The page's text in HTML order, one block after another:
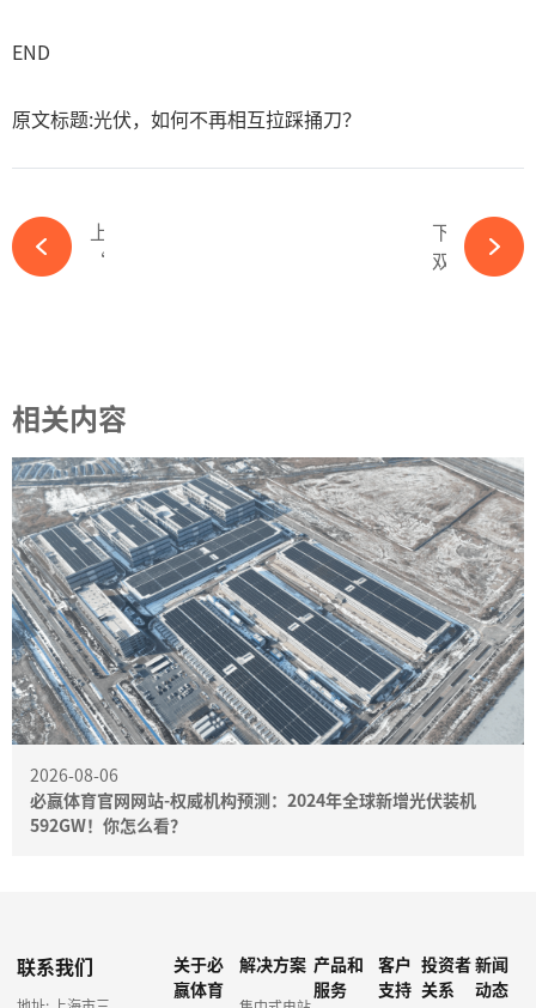
END
原文标题:光伏，如何不再相互拉踩捅刀？
下一篇
双反终裁落地，最高税率超3403%！贸易壁垒难挡“中国光伏”的全球化浪潮-必赢体育官网网站
相关内容
2026-08-06
必赢体育官网网站-权威机构预测：2024年全球新增光伏装机
592GW！你怎么看？
联系我们
关于必
赢体育
解决方案 产品和
服务
客户
支持
投资者
关系
新闻
动态